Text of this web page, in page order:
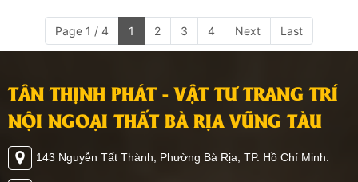
Page 1 / 4 1 2 3 4 Next Last
TÂN THỊNH PHÁT - VẬT TƯ TRANG TRÍ
NỘI NGOẠI THẤT BÀ RỊA VŨNG TÀU
143 Nguyễn Tất Thành, Phường Bà Rịa, TP. Hồ Chí Minh.